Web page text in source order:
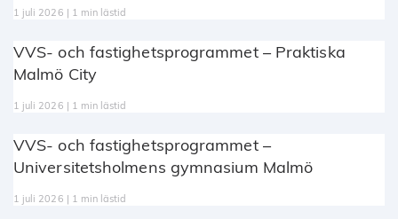
1 juli 2026 | 1 min lästid
VVS- och fastighetsprogrammet – Praktiska
Malmö City
1 juli 2026 | 1 min lästid
VVS- och fastighetsprogrammet –
Universitetsholmens gymnasium Malmö
1 juli 2026 | 1 min lästid